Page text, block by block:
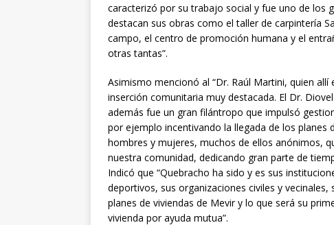
caracterizó por su trabajo social y fue uno de los
destacan sus obras como el taller de carpintería
campo, el centro de promoción humana y el
otras tantas”.
Asimismo mencionó al “Dr. Raúl Martini, quien
inserción comunitaria muy destacada. El Dr.
además fue un gran filántropo que impulsó
por ejemplo incentivando la llegada de los
hombres y mujeres, muchos de ellos anónimos,
nuestra comunidad, dedicando gran parte de
Indicó que “Quebracho ha sido y es sus
deportivos, sus organizaciones civiles y
planes de viviendas de Mevir y lo que será su
vivienda por ayuda mutua”.